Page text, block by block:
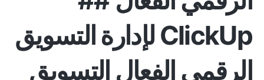
ClickUp لإدارة التسويق
الرقمي الفعال التسويق